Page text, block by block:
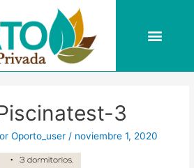
3
Oporto_user / noviembre 1, 2020